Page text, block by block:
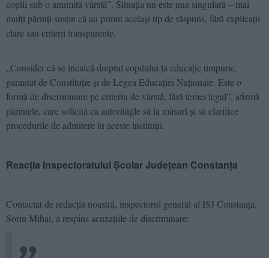
copiii sub o anumită vârstă”. Situația nu este una singulară – mai
mulți părinți susțin că au primit același tip de răspuns, fără explicații
clare sau criterii transparente.
„Consider că se încalcă dreptul copilului la educație timpurie,
garantat de Constituție și de Legea Educației Naționale. Este o
formă de discriminare pe criteriu de vârstă, fără temei legal”, afirmă
părintele, care solicită ca autoritățile să ia măsuri și să clarifice
procedurile de admitere în aceste instituții.
Reacția Inspectoratului Școlar Județean Constanța
Contactat de redacția noastră, inspectorul general al ISJ Constanța,
Sorin Mihai, a respins acuzațiile de discriminare: